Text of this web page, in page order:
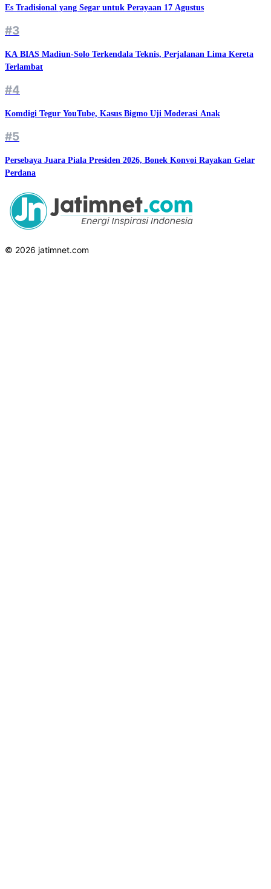
Es Tradisional yang Segar untuk Perayaan 17 Agustus
#3
KA BIAS Madiun-Solo Terkendala Teknis, Perjalanan Lima Kereta
Terlambat
#4
Komdigi Tegur YouTube, Kasus Bigmo Uji Moderasi Anak
#5
Persebaya Juara Piala Presiden 2026, Bonek Konvoi Rayakan Gelar
Perdana
© 2026 jatimnet.com